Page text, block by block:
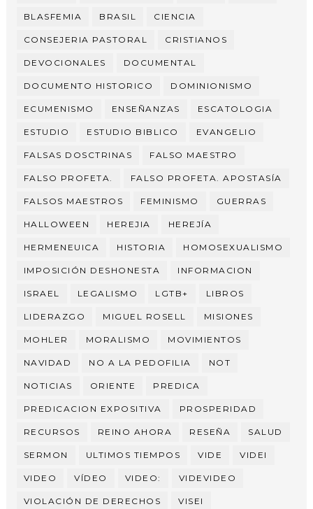
BLASFEMIA BRASIL CIENCIA
CONSEJERIA PASTORAL CRISTIANOS
DEVOCIONALES DOCUMENTAL
DOCUMENTO HISTORICO DOMINIONISMO
ECUMENISMO ENSEÑANZAS ESCATOLOGIA
ESTUDIO ESTUDIO BIBLICO EVANGELIO
FALSAS DOSCTRINAS FALSO MAESTRO
FALSO PROFETA. FALSO PROFETA. APOSTASÍA
FALSOS MAESTROS FEMINISMO GUERRAS
HALLOWEEN HEREJIA HEREJÍA
HERMENEUICA HISTORIA HOMOSEXUALISMO
IMPOSICIÓN DESHONESTA INFORMACION
ISRAEL LEGALISMO LGTB+ LIBROS
LIDERAZGO MIGUEL ROSELL MISIONES
MOHLER MORALISMO MOVIMIENTOS
NAVIDAD NO A LA PEDOFILIA NOT
NOTICIAS ORIENTE PREDICA
PREDICACION EXPOSITIVA PROSPERIDAD
RECURSOS REINO AHORA RESEÑA SALUD
SERMON ULTIMOS TIEMPOS VIDE VIDEI
VIDEO VÍDEO VIDEO: VIDEVIDEO
VIOLACIÓN DE DERECHOS VISEI